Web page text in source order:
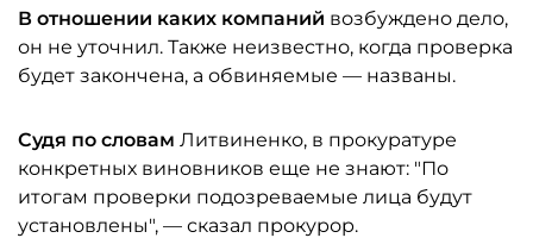
В отношении каких компаний возбуждено дело,
он не уточнил. Также неизвестно, когда проверка
будет закончена, а обвиняемые — названы.
Судя по словам Литвиненко, в прокуратуре
конкретных виновников еще не знают: "По
итогам проверки подозреваемые лица будут
установлены", — сказал прокурор.